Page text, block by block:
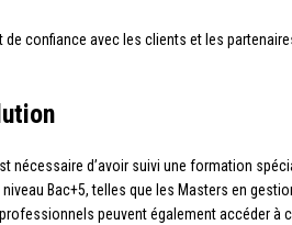
confiance avec les clients et les
nécessaire d’avoir suivi une formation
Bac+5, telles que les Masters en
peuvent également accéder à